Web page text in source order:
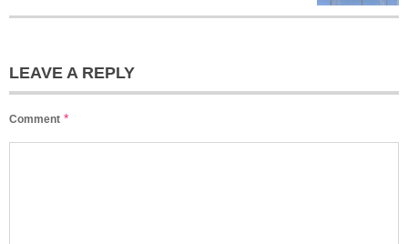
LEAVE A REPLY
Comment *